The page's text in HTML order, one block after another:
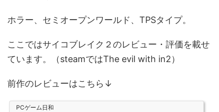
ホラー、セミオープンワールド、TPSタイプ。
ここではサイコブレイク２のレビュー・評価を載せ
ています。（steamではThe evil with in2）
前作のレビューはこちら↓
PCゲーム日和